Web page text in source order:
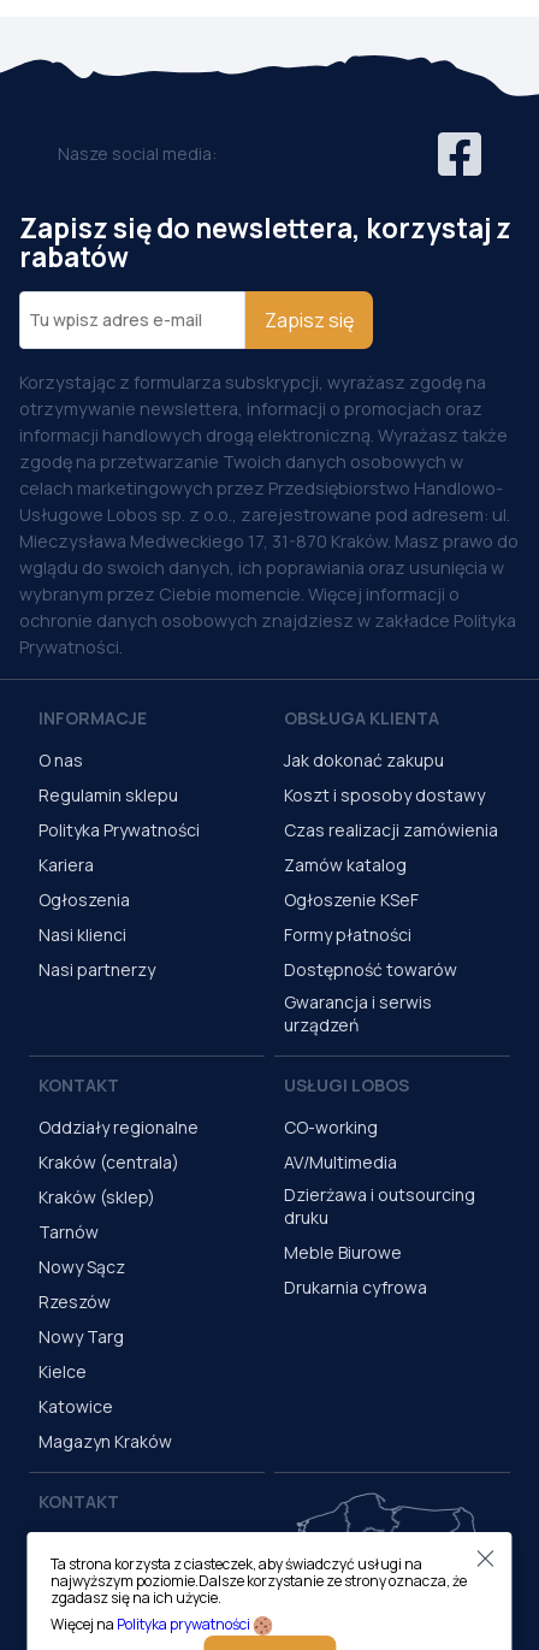
Nasze social media:
Zapisz się do newslettera, korzystaj z
rabatów
Zapisz się
Korzystając z formularza subskrypcji, wyrażasz zgodę na
otrzymywanie newslettera, informacji o promocjach oraz
informacji handlowych drogą elektroniczną. Wyrażasz także
zgodę na przetwarzanie Twoich danych osobowych w
celach marketingowych przez Przedsiębiorstwo Handlowo-
Usługowe Lobos sp. z o.o., zarejestrowane pod adresem: ul.
Mieczysława Medweckiego 17, 31-870 Kraków. Masz prawo do
wglądu do swoich danych, ich poprawiania oraz usunięcia w
wybranym przez Ciebie momencie. Więcej informacji o
ochronie danych osobowych znajdziesz w zakładce Polityka
Prywatności.
INFORMACJE
O nas
Regulamin sklepu
Polityka Prywatności
Kariera
Ogłoszenia
Nasi klienci
Nasi partnerzy
OBSŁUGA KLIENTA
Jak dokonać zakupu
Koszt i sposoby dostawy
Czas realizacji zamówienia
Zamów katalog
Ogłoszenie KSeF
Formy płatności
Dostępność towarów
Gwarancja i serwis
urządzeń
KONTAKT
Oddziały regionalne
Kraków (centrala)
Kraków (sklep)
Tarnów
Nowy Sącz
Rzeszów
Nowy Targ
Kielce
Katowice
Magazyn Kraków
USŁUGI LOBOS
CO-working
AV/Multimedia
Dzierżawa i outsourcing
druku
Meble Biurowe
Drukarnia cyfrowa
KONTAKT
ul. M. Medweckiego 17, 31-
870 Kraków
tel.:12 413 20 00
Ta strona korzysta z ciasteczek, aby świadczyć usługi na
najwyższym poziomie.Dalsze korzystanie ze strony oznacza, że
zgadasz się na ich użycie.
Więcej na Polityka prywatności